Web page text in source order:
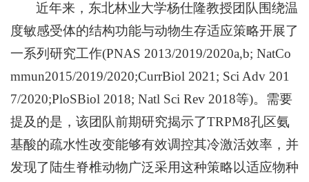
近年来，东北林业大学杨仕隆教授团队围绕温
度敏感受体的结构功能与动物生存适应策略开展了
一系列研究工作(PNAS 2013/2019/2020a,b; NatCo
mmun2015/2019/2020;CurrBiol 2021; Sci Adv 201
7/2020;PloSBiol 2018; Natl Sci Rev 2018等)。需要
提及的是，该团队前期研究揭示了TRPM8孔区氨
基酸的疏水性改变能够有效调控其冷激活效率，并
发现了陆生脊椎动物广泛采用这种策略以适应物种